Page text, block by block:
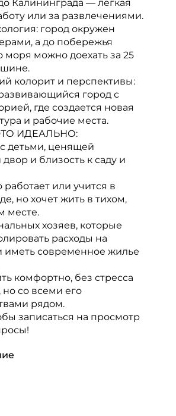
Калининграда — легкая
или за развлечениями.
город окружен
а до побережья
моря можно доехать за 25
колорит и перспективы:
город с
где создается новая
и рабочие места.
ИДЕАЛЬНО:
детьми, ценящей
и близость к саду и
работает или учится в
но хочет жить в тихом,
месте.
хозяев, которые
расходы на
иметь современное жилье
комфортно, без стресса
но со всеми его
рядом.
записаться на просмотр